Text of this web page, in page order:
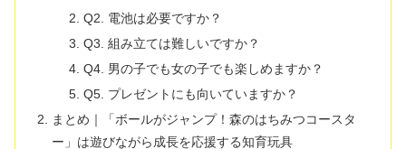
Q2. 電池は必要ですか？
Q3. 組み立ては難しいですか？
Q4. 男の子でも女の子でも楽しめますか？
Q5. プレゼントにも向いていますか？
まとめ｜「ボールがジャンプ！森のはちみつコースタ
ー」は遊びながら成長を応援する知育玩具